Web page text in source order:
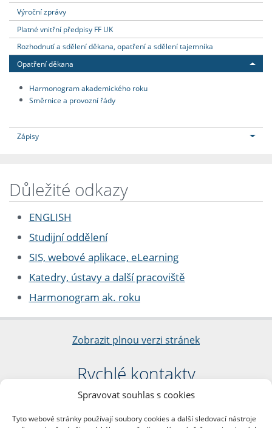
Spravovat souhlas s cookies
Tyto webové stránky používají soubory cookies a další sledovací nástroje
Výroční zprávy
Platné vnitřní předpisy FF UK
Rozhodnutí a sdělení děkana, opatření a sdělení tajemníka
Opatření děkana
Harmonogram akademického roku
Směrnice a provozní řády
Zápisy
Důležité odkazy
ENGLISH
Studijní oddělení
SIS, webové aplikace, eLearning
Katedry, ústavy a další pracoviště
Harmonogram ak. roku
Zobrazit plnou verzi stránek
Rychlé kontakty
Filozofická fakulta
nám. Jana Palacha 1/2